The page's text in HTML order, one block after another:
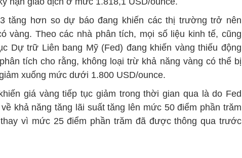
tăng hơn so dự báo đang khiến các thị trường trở nên
vàng. Theo các nhà phân tích, mọi số liệu kinh tế, cũng
Dự trữ Liên bang Mỹ (Fed) đang khiến vàng thiếu động
tích cho rằng, không loại trừ khả năng vàng có thể bị
xuống mức dưới 1.800 USD/ounce.
giá vàng tiếp tục giảm trong thời gian qua là do Fed
khả năng tăng lãi suất tăng lên mức 50 điểm phần trăm
vì mức 25 điểm phần trăm đã được thông qua trước